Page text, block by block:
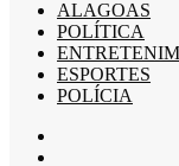
ALAGOAS
POLÍTICA
ESPORTES
POLÍCIA